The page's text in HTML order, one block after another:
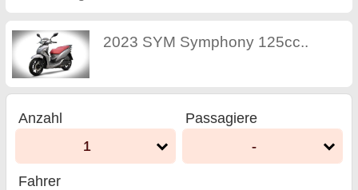
2023 SYM Symphony 125cc..
Anzahl
1
Passagiere
-
Fahrer